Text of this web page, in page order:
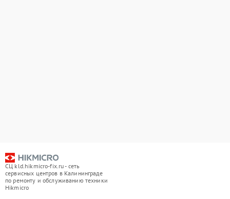
СЦ kld.hikmicro-fix.ru - сеть
сервисных центров в Калининграде
по ремонту и обслуживанию техники
Hikmicro